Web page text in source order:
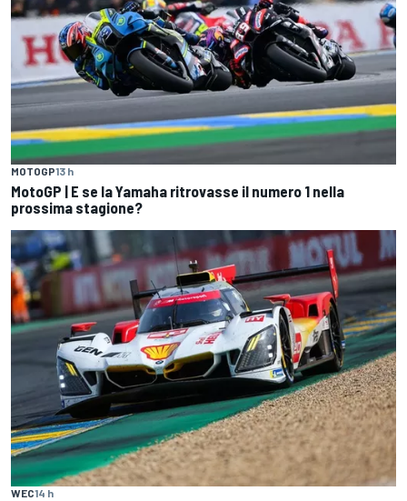
MOTOGP13 h
MotoGP | E se la Yamaha ritrovasse il numero 1 nella
prossima stagione?
WEC14 h